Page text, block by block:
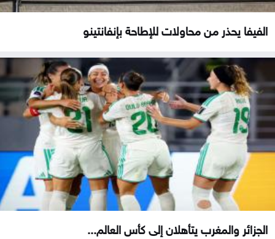
الفيفا يحذر من محاولات للإطاحة بإنفانتينو
الجزائر والمغرب يتأهلان إلى كأس العالم...